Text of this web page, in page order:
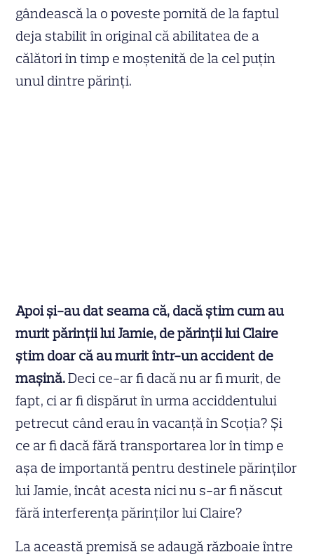
gândească la o poveste pornită de la faptul
deja stabilit în original că abilitatea de a
călători în timp e moștenită de la cel puțin
unul dintre părinți.
Apoi și-au dat seama că, dacă știm cum au
murit părinții lui Jamie, de părinții lui Claire
știm doar că au murit într-un accident de
mașină.Deci ce-ar fi dacă nu ar fi murit, de
fapt, ci ar fi dispărut în urma acciddentului
petrecut când erau în vacanță în Scoția? Și
ce ar fi dacă fără transportarea lor în timp e
așa de importantă pentru destinele părinților
lui Jamie, încât acesta nici nu s-ar fi născut
fără interferența părinților lui Claire?
La această premisă se adaugă războaie între